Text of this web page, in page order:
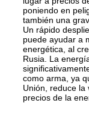
poniendo en
también una
Un rápido
puede ayudar a
energética, al
Rusia. La
como arma, ya
Unión, reduce la
precios de la